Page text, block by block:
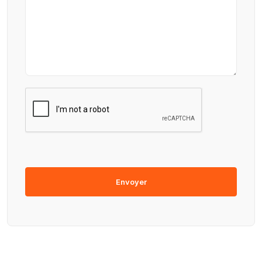
Envoyer